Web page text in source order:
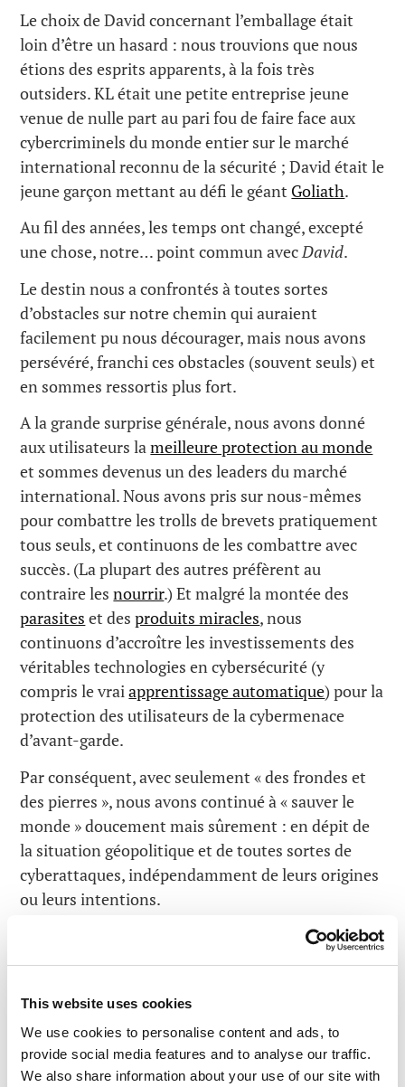
This website uses cookies
We use cookies to personalise content and ads, to
provide social media features and to analyse our traffic.
We also share information about your use of our site with
Le choix de David concernant l’emballage était
loin d’être un hasard : nous trouvions que nous
étions des esprits apparents, à la fois très
outsiders. KL était une petite entreprise jeune
venue de nulle part au pari fou de faire face aux
cybercriminels du monde entier sur le marché
international reconnu de la sécurité ; David était le
jeune garçon mettant au défi le géant Goliath.
Au fil des années, les temps ont changé, excepté
une chose, notre… point commun avecDavid.
Le destin nous a confrontés à toutes sortes
d’obstacles sur notre chemin qui auraient
facilement pu nous décourager, mais nous avons
persévéré, franchi ces obstacles (souvent seuls) et
en sommes ressortis plus fort.
A la grande surprise générale, nous avons donné
aux utilisateurs lameilleure protection au monde
et sommes devenus un des leaders du marché
international. Nous avons pris sur nous-mêmes
pour combattre les trolls de brevets pratiquement
tous seuls, et continuons de les combattre avec
succès. (La plupart des autres préfèrent au
contraire lesnourrir.) Et malgré la montée des
parasites et desproduits miracles, nous
continuons d’accroître les investissements des
véritables technologies en cybersécurité (y
compris le vraiapprentissage automatique) pour la
protection des utilisateurs de la cybermenace
d’avant-garde.
Par conséquent, avec seulement « des frondes et
des pierres », nous avons continué à « sauver le
monde » doucement mais sûrement : en dépit de
la situation géopolitique et de toutes sortes de
cyberattaques, indépendamment de leurs origines
ou leurs intentions.
Et à présent, le destin nous a conduits vers un
nouveau challenge. Et pas seulement nous : il
d’ordinateurs et tout l’écosystème des
développeurs indépendants sur Windows.
En lire plus :C’en est trop. J’en ai assez !